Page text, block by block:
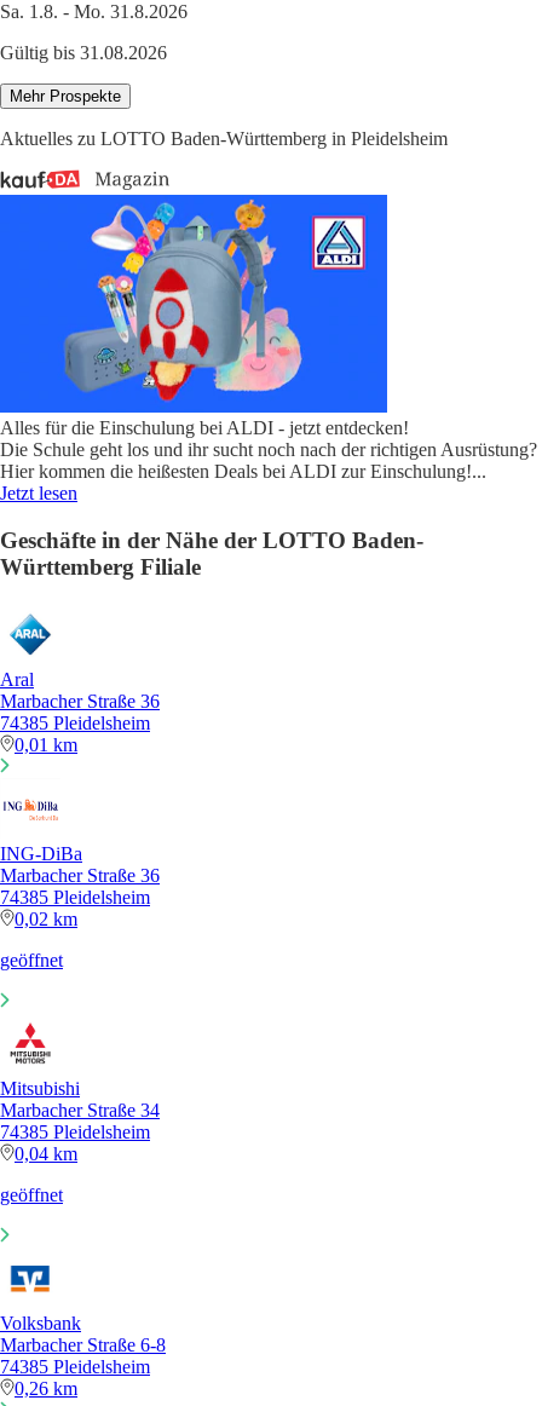
Sa. 1.8. - Mo. 31.8.2026
Gültig bis 31.08.2026
Mehr Prospekte
Aktuelles zu LOTTO Baden-Württemberg in Pleidelsheim
Alles für die Einschulung bei ALDI - jetzt entdecken!
Die Schule geht los und ihr sucht noch nach der richtigen Ausrüstung?
Hier kommen die heißesten Deals bei ALDI zur Einschulung!...
Jetzt lesen
Geschäfte in der Nähe der LOTTO Baden-
Württemberg Filiale
Aral
Marbacher Straße 36
74385 Pleidelsheim
0,01 km
ING-DiBa
Marbacher Straße 36
74385 Pleidelsheim
0,02 km
geöffnet
Mitsubishi
Marbacher Straße 34
74385 Pleidelsheim
0,04 km
geöffnet
Volksbank
Marbacher Straße 6-8
74385 Pleidelsheim
0,26 km